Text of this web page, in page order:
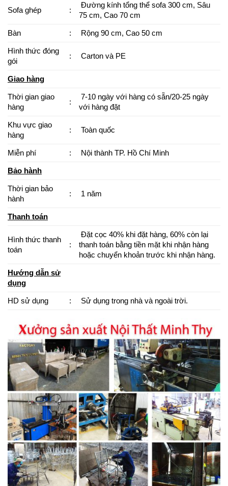
Sofa ghép :
Đường kính tổng thể sofa 300 cm, Sâu
75 cm, Cao 70 cm
Bàn : Rộng 90 cm, Cao 50 cm
Hình thức đóng
gói
: Carton và PE
Giao hàng
Thời gian giao
hàng
:
7-10 ngày với hàng có sẵn/20-25 ngày
với hàng đặt
Khu vực giao
hàng
: Toàn quốc
Miễn phí : Nội thành TP. Hồ Chí Minh
Bảo hành
Thời gian bảo
hành
: 1 năm
Thanh toán
Hình thức thanh
toán
:
Đặt cọc 40% khi đặt hàng, 60% còn lại
thanh toán bằng tiền mặt khi nhận hàng
hoặc chuyển khoản trước khi nhận hàng.
Hướng dẫn sử
dụng
HD sử dụng : Sử dụng trong nhà và ngoài trời.